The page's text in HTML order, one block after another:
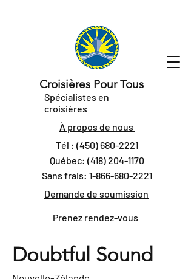
Croisières Pour Tous
Spécialistes en
croisières
À propos de nous
Tél : (450) 680-2221
Québec: (418) 204-1170
Sans frais: 1-866-680-2221
Demande de soumission
Prenez rendez-vous
Doubtful Sound